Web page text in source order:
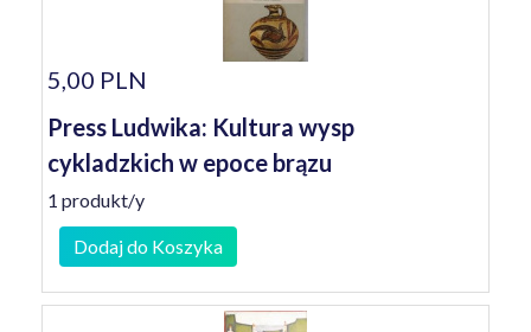
5,00 PLN
Press Ludwika: Kultura wysp
cykladzkich w epoce brązu
1 produkt/y
Dodaj do Koszyka